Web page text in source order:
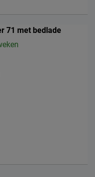
71 met bedlade